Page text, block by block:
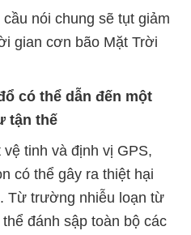
nói chung sẽ tụt giảm
gian cơn bão Mặt Trời
có thể dẫn đến một
tận thế
tinh và định vị GPS,
có thể gây ra thiệt hại
Từ trường nhiễu loạn từ
đánh sập toàn bộ các